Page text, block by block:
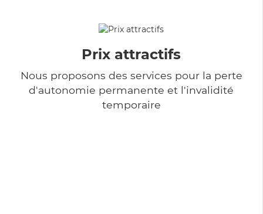
Prix attractifs
Nous proposons des services pour la perte
d'autonomie permanente et l'invalidité
temporaire